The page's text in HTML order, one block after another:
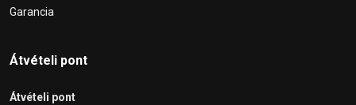
Garancia
Átvételi pont
Átvételi pont